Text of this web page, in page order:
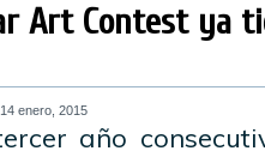
Art Contest ya
14 enero, 2015
año